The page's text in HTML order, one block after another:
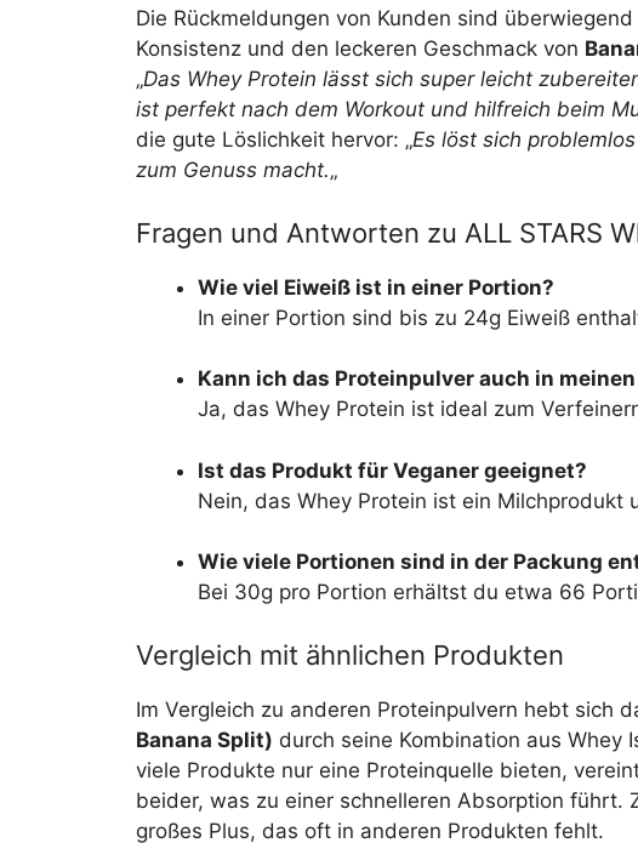
Die Rückmeldungen von Kunden sind
Konsistenz und den leckeren Geschmack von
„Das Whey Protein lässt sich super leicht
ist perfekt nach dem Workout und hilfreich beim
die gute Löslichkeit hervor: „Es löst sich
zum Genuss macht.„
Fragen und Antworten zu ALL STARS
Wie viel Eiweiß ist in einer Portion?
In einer Portion sind bis zu 24g Eiweiß
Kann ich das Proteinpulver auch in
Ja, das Whey Protein ist ideal zum
Ist das Produkt für Veganer geeignet?
Nein, das Whey Protein ist ein Milchprodukt
Wie viele Portionen sind in der Packung
Bei 30g pro Portion erhältst du etwa 66
Vergleich mit ähnlichen Produkten
Im Vergleich zu anderen Proteinpulvern hebt sich
Banana Split) durch seine Kombination aus Whey
viele Produkte nur eine Proteinquelle bieten,
beider, was zu einer schnelleren Absorption führt.
großes Plus, das oft in anderen Produkten fehlt.